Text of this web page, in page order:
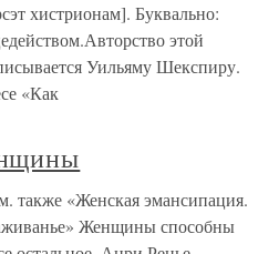
хистрионам]. Буквально:
этой
Уильяму Шекспиру.
«Как
«Женская эмансипация.
Женщины способны